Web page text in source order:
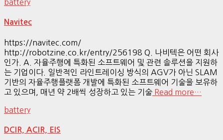
battery
Navitec
https://navitec.com/
http://robotzine.co.kr/entry/256198 Q. 나비텍은 어떤 회사
인가. A. 자율주행에 특화된 소프트웨어 및 관련 솔루션을 지원하
는 기업이다. 일반적인 라인트레이싱 방식의 AGV가 아닌 SLAM
기반의 자율주행플랫폼 개발에 특화된 소프트웨어 기술을 보유하
고 있으며, 매년 약 2배씩 성장하고 있는 기술 Read more…
battery
DCIR, ACIR, EIS